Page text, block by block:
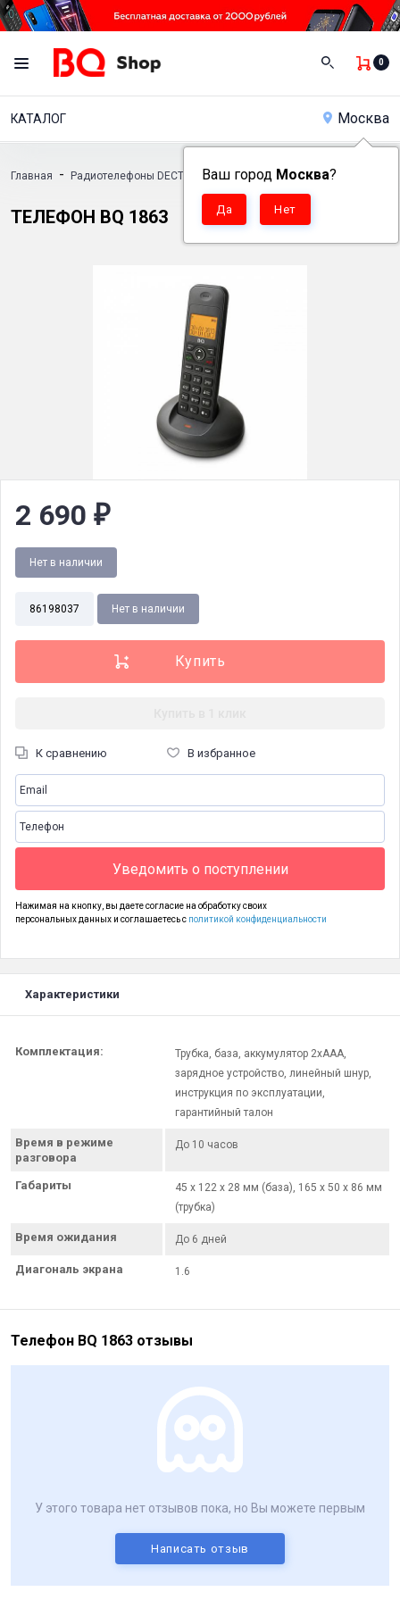
0
КАТАЛОГ Москва
Ваш город Москва?
Главная - Радиотелефоны DECT Телефон BQ 1863
ТЕЛЕФОН BQ 1863
2 690 ₽
Нет в наличии
86198037 Нет в наличии
К сравнению В избранное
Уведомить о поступлении
Нажимая на кнопку, вы даете согласие на обработку своих
персональных данных и соглашаетесь с политикой конфиденциальности
Характеристики
Комплектация:
Трубка, база, аккумулятор 2хААА,
зарядное устройство, линейный шнур,
инструкция по эксплуатации,
гарантийный талон
Время в режиме
разговора
До 10 часов
Габариты
45 х 122 х 28 мм (база), 165 х 50 х 86 мм
(трубка)
Время ожидания До 6 дней
Диагональ экрана 1.6
Телефон BQ 1863 отзывы
У этого товара нет отзывов пока, но Вы можете первым
Написать отзыв